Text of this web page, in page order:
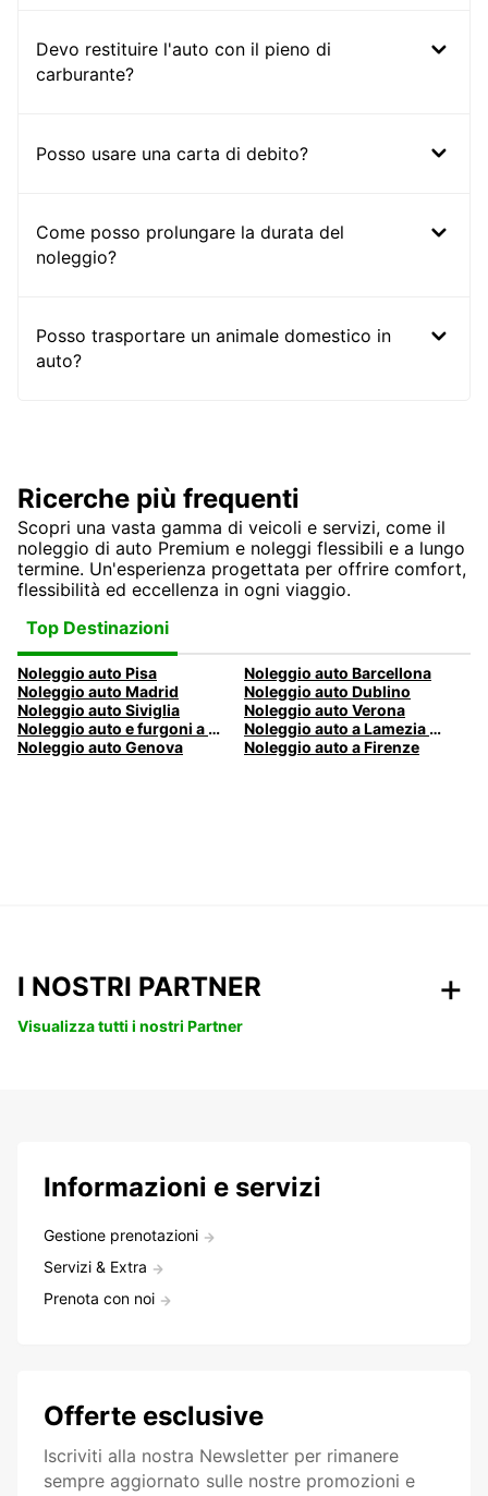
Devo restituire l'auto con il pieno di
carburante?
Posso usare una carta di debito?
Come posso prolungare la durata del
noleggio?
Posso trasportare un animale domestico in
auto?
Ricerche più frequenti
Scopri una vasta gamma di veicoli e servizi, come il
noleggio di auto Premium e noleggi flessibili e a lungo
termine. Un'esperienza progettata per offrire comfort,
flessibilità ed eccellenza in ogni viaggio.
Top Destinazioni
Noleggio auto Pisa
Noleggio auto Barcellona
Noleggio auto Madrid
Noleggio auto Dublino
Noleggio auto Siviglia
Noleggio auto Verona
Noleggio auto e furgoni a Pescara
Noleggio auto a Lamezia Terme, Italia
Noleggio auto Genova
Noleggio auto a Firenze
I NOSTRI PARTNER
Visualizza tutti i nostri Partner
Informazioni e servizi
Gestione prenotazioni
Servizi & Extra
Prenota con noi
Offerte esclusive
Iscriviti alla nostra Newsletter per rimanere
sempre aggiornato sulle nostre promozioni e